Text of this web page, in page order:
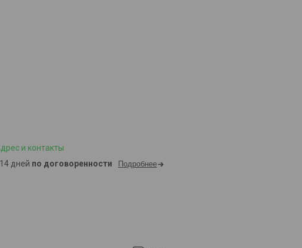
и контакты
дней по договоренности Подробнее